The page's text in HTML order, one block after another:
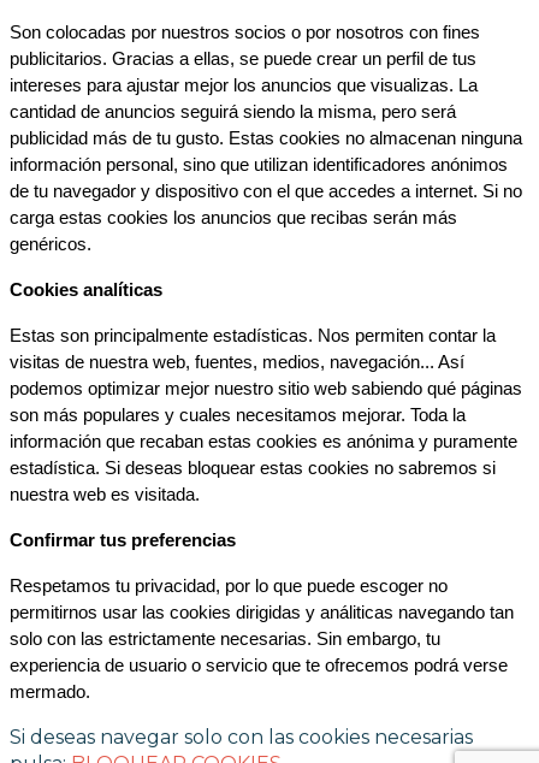
Son colocadas por nuestros socios o por nosotros con fines
publicitarios. Gracias a ellas, se puede crear un perfil de tus
intereses para ajustar mejor los anuncios que visualizas. La
cantidad de anuncios seguirá siendo la misma, pero será
publicidad más de tu gusto. Estas cookies no almacenan ninguna
información personal, sino que utilizan identificadores anónimos
de tu navegador y dispositivo con el que accedes a internet. Si no
carga estas cookies los anuncios que recibas serán más
genéricos.
Cookies analíticas
Estas son principalmente estadísticas. Nos permiten contar la
visitas de nuestra web, fuentes, medios, navegación... Así
podemos optimizar mejor nuestro sitio web sabiendo qué páginas
son más populares y cuales necesitamos mejorar. Toda la
información que recaban estas cookies es anónima y puramente
estadística. Si deseas bloquear estas cookies no sabremos si
nuestra web es visitada.
Confirmar tus preferencias
Respetamos tu privacidad, por lo que puede escoger no
permitirnos usar las cookies dirigidas y análiticas navegando tan
solo con las estrictamente necesarias. Sin embargo, tu
experiencia de usuario o servicio que te ofrecemos podrá verse
mermado.
Si deseas navegar solo con las cookies necesarias